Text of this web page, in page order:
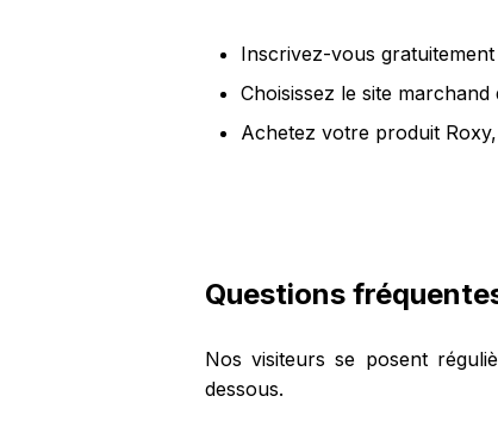
Inscrivez-vous
Choisissez le site
Achetez votre produit
Questions
Nos visiteurs se posent
dessous.